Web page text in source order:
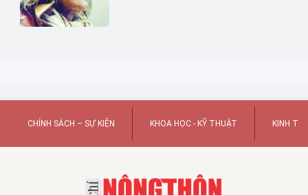
CHÍNH SÁCH – SỰ KIỆN KHOA HỌC - KỸ THUẬT KINH TẾ